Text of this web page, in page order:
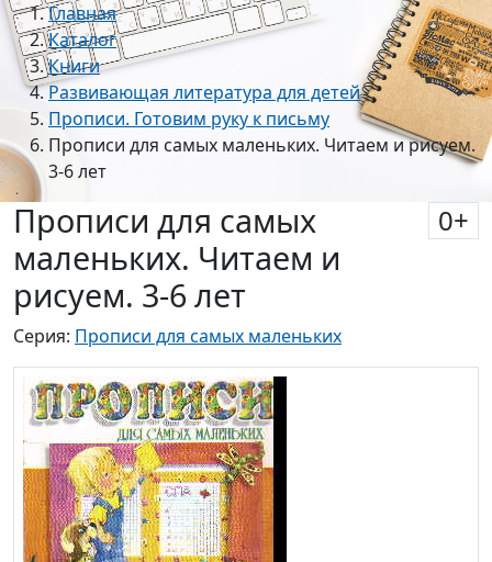
Главная
Каталог
Книги
Развивающая литература для детей
Прописи. Готовим руку к письму
Прописи для самых маленьких. Читаем и рисуем.
3-6 лет
Прописи для самых
маленьких. Читаем и
рисуем. 3-6 лет
0+
Серия: Прописи для самых маленьких